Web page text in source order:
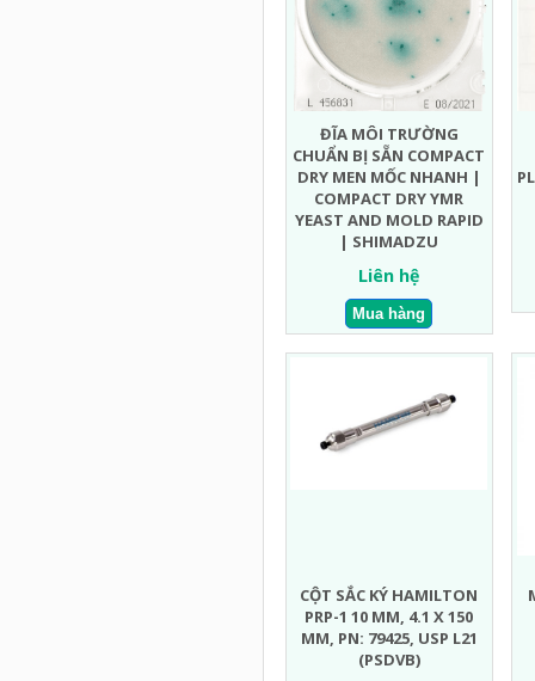
ĐĨA MÔI TRƯỜNG
CHUẨN BỊ SẴN COMPACT
DRY MEN MỐC NHANH |
COMPACT DRY YMR
YEAST AND MOLD RAPID
| SHIMADZU
Liên hệ
CỘT SẮC KÝ HAMILTON
PRP-1 10 ΜM, 4.1 X 150
MM, PN: 79425, USP L21
(PSDVB)